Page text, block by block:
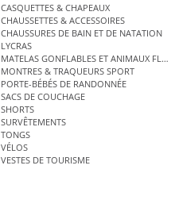
CASQUETTES & CHAPEAUX
CHAUSSETTES & ACCESSOIRES
CHAUSSURES DE BAIN ET DE NATATION
LYCRAS
MATELAS GONFLABLES ET ANIMAUX
MONTRES & TRAQUEURS SPORT
PORTE-BÉBÉS DE RANDONNÉE
SACS DE COUCHAGE
SHORTS
SURVÊTEMENTS
TONGS
VÉLOS
VESTES DE TOURISME